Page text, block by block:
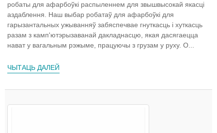
робаты для афарбоўкі распыленнем для звышвысокай якасці
аздаблення. Наш выбар робатаў для афарбоўкі для
гарызантальных ужыванняў забяспечвае гнуткасць і хуткасць
разам з камп'ютэрызаванай дакладнасцю, якая дасягаецца
нават у вагальным рэжыме, працуючы з грузам у руху. О...
ЧЫТАЦЬ ДАЛЕЙ